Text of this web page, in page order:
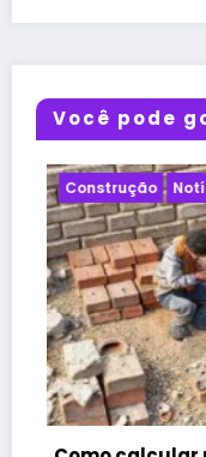
Você pode